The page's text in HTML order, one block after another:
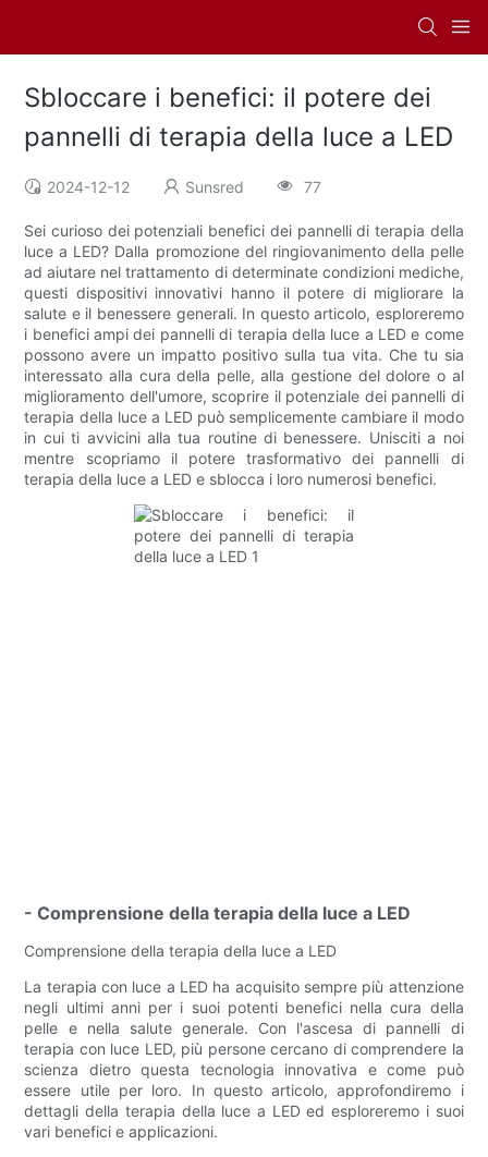
Sbloccare i benefici: il potere dei
pannelli di terapia della luce a LED
2024-12-12 Sunsred 77
Sei curioso dei potenziali benefici dei pannelli di terapia della
luce a LED? Dalla promozione del ringiovanimento della pelle
ad aiutare nel trattamento di determinate condizioni mediche,
questi dispositivi innovativi hanno il potere di migliorare la
salute e il benessere generali. In questo articolo, esploreremo
i benefici ampi dei pannelli di terapia della luce a LED e come
possono avere un impatto positivo sulla tua vita. Che tu sia
interessato alla cura della pelle, alla gestione del dolore o al
miglioramento dell'umore, scoprire il potenziale dei pannelli di
terapia della luce a LED può semplicemente cambiare il modo
in cui ti avvicini alla tua routine di benessere. Unisciti a noi
mentre scopriamo il potere trasformativo dei pannelli di
terapia della luce a LED e sblocca i loro numerosi benefici.
- Comprensione della terapia della luce a LED
Comprensione della terapia della luce a LED
La terapia con luce a LED ha acquisito sempre più attenzione
negli ultimi anni per i suoi potenti benefici nella cura della
pelle e nella salute generale. Con l'ascesa di pannelli di
terapia con luce LED, più persone cercano di comprendere la
scienza dietro questa tecnologia innovativa e come può
essere utile per loro. In questo articolo, approfondiremo i
dettagli della terapia della luce a LED ed esploreremo i suoi
vari benefici e applicazioni.